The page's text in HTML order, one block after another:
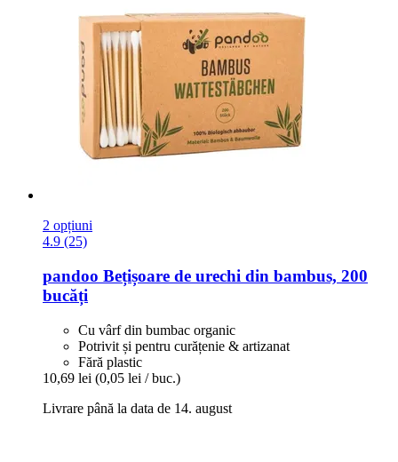
2 opțiuni
4.9 (25)
pandoo Bețișoare de urechi din bambus, 200
bucăți
Cu vârf din bumbac organic
Potrivit și pentru curățenie & artizanat
Fără plastic
10,69 lei (0,05 lei / buc.)
Livrare până la data de 14. august